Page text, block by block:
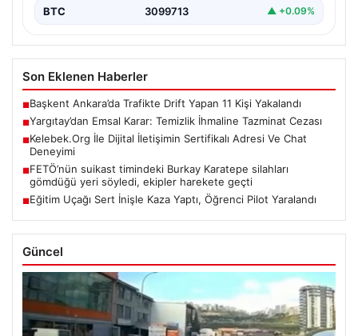
BTC 3099713 ▲ +0.09%
Son Eklenen Haberler
■Başkent Ankara’da Trafikte Drift Yapan 11 Kişi Yakalandı
■Yargıtay’dan Emsal Karar: Temizlik İhmaline Tazminat Cezası
■Kelebek.Org İle Dijital İletişimin Sertifikalı Adresi Ve Chat
Deneyimi
■FETÖ’nün suikast timindeki Burkay Karatepe silahları
gömdüğü yeri söyledi, ekipler harekete geçti
■Eğitim Uçağı Sert İnişle Kaza Yaptı, Öğrenci Pilot Yaralandı
Güncel